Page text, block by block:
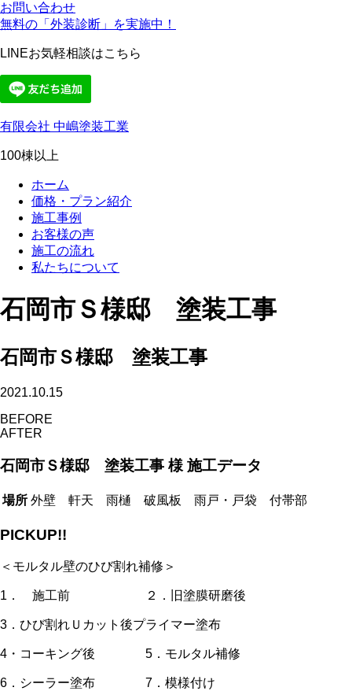
お問い合わせ
無料の「外装診断」を実施中！
LINEお気軽相談はこちら
有限会社 中嶋塗装工業
100棟以上
ホーム
価格・プラン紹介
施工事例
お客様の声
施工の流れ
私たちについて
石岡市Ｓ様邸 塗装工事
石岡市Ｓ様邸 塗装工事
2021.10.15
BEFORE
AFTER
石岡市Ｓ様邸 塗装工事 様 施工データ
場所 外壁 軒天 雨樋 破風板 雨戸・戸袋 付帯部
PICKUP!!
＜モルタル壁のひび割れ補修＞
1． 施工前 ２． 旧塗膜研磨後
3． ひび割れＵカット後プライマー塗布
4・ コーキング後 5． モルタル補修
6． シーラー塗布 7． 模様付け